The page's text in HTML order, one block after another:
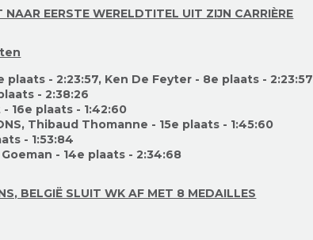
EERSTE WERELDTITEL UIT ZIJN CARRIÈRE
plaats - 2:23:57, Ken De Feyter - 8e plaats -2:23:57
- 2:38:26
16e plaats - 1:42:60
Thibaud Thomanne - 15e plaats - 1:45:60
- 1:53:84
- 14e plaats - 2:34:68
BELGIË SLUIT WK AF MET 8 MEDAILLES